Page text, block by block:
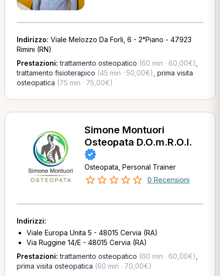
Indirizzo: Viale Melozzo Da Forli, 6 - 2°Piano - 47923
Rimini (RN)
Prestazioni:trattamento osteopatico (60 min · 60,00€)
trattamento fisioterapico (45 min · 50,00€) prima visita
osteopatica (75 min · 75,00€)
Simone Montuori
Osteopata D.O.m.R.O.I.
Osteopata, Personal Trainer
0 Recensioni
Indirizzi:
Viale Europa Unita 5 - 48015 Cervia (RA)
Via Ruggine 14/E - 48015 Cervia (RA)
Prestazioni:trattamento osteopatico (60 min · 60,00€)
prima visita osteopatica (60 min · 70,00€)